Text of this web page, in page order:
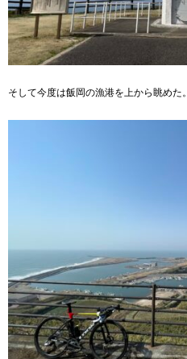
そして今度は飯岡の漁港を上から眺めた。